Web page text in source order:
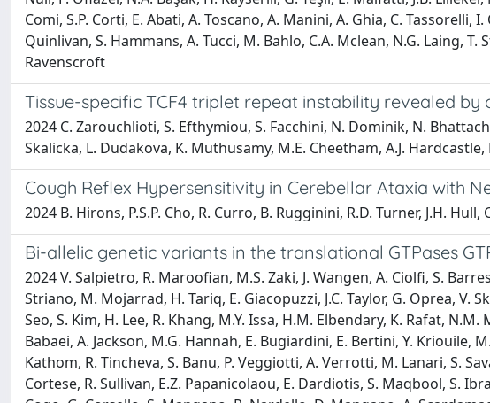
Comi, S.P. Corti, E. Abati, A. Toscano, A. Manini, A. Ghia, C. Tassorelli,
Quinlivan, S. Hammans, A. Tucci, M. Bahlo, C.A. Mclean, N.G. Laing,
Ravenscroft
Tissue-specific TCF4 triplet repeat instability revealed
2024 C. Zarouchlioti, S. Efthymiou, S. Facchini, N. Dominik, N.
Skalicka, L. Dudakova, K. Muthusamy, M.E. Cheetham, A.J. Hardcastle,
Cough Reflex Hypersensitivity in Cerebellar Ataxia with
2024 B. Hirons, P.S.P. Cho, R. Curro, B. Rugginini, R.D. Turner, J.H. Hull,
Bi-allelic genetic variants in the translational GTPases
2024 V. Salpietro, R. Maroofian, M.S. Zaki, J. Wangen, A. Ciolfi, S.
Striano, M. Mojarrad, H. Tariq, E. Giacopuzzi, J.C. Taylor, G. Oprea, V.
Seo, S. Kim, H. Lee, R. Khang, M.Y. Issa, H.M. Elbendary, K. Rafat,
Babaei, A. Jackson, M.G. Hannah, E. Bugiardini, E. Bertini, Y. Kriouile,
Kathom, R. Tincheva, S. Banu, P. Veggiotti, A. Verrotti, M. Lanari, S.
Cortese, R. Sullivan, E.Z. Papanicolaou, E. Dardiotis, S. Maqbool, S.